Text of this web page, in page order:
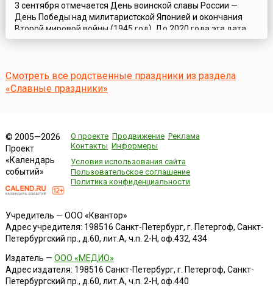
3 сентября отмечается День воинской славы России —
День Победы над милитаристской Японией и окончания
Второй мировой войны (1945 год). До 2020 года эта дата,
как День окончания Второй мировой войны, отмечалась 2
воинской славы и памятных датах России»» от 23 июля
2010 года. Но в апреле 2020 г...
Смотреть все родственные праздники из раздела
«Славные праздники»
© 2005—2026
Проект
«Календарь
событий»
О проекте Продвижение Реклама
Контакты Информеры
Условия использования сайта
Пользовательское соглашение
Политика конфиденциальности
Учредитель — ООО «Квантор»
Адрес учредителя: 198516 Санкт-Петербург, г. Петергоф, Санкт-
Петербургский пр., д.60, лит.А, ч.п. 2-Н, оф.432, 434
Издатель — ООО «МЕДИО»
Адрес издателя: 198516 Санкт-Петербург, г. Петергоф, Санкт-
Петербургский пр., д.60, лит.А, ч.п. 2-Н, оф.440